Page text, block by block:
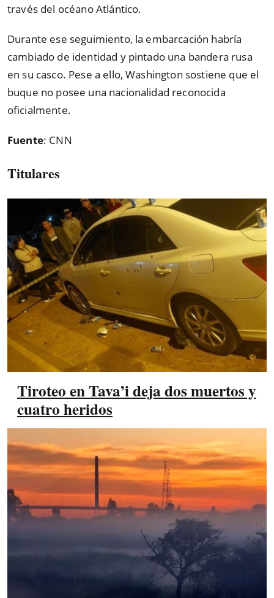
través del océano Atlántico.
Durante ese seguimiento, la embarcación habría
cambiado de identidad y pintado una bandera rusa
en su casco. Pese a ello, Washington sostiene que el
buque no posee una nacionalidad reconocida
oficialmente.
Fuente: CNN
Titulares
Tiroteo en Tava’i deja dos muertos y
cuatro heridos